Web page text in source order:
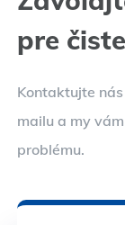
pre
Kontaktujte
mailu a my
problému.